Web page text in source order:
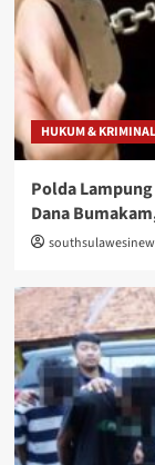
HUKUM & KRIMINAL
Polda
Dana